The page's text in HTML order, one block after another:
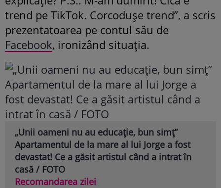
trend pe TikTok. Corcodușe trend”, a scris
prezentatoarea pe contul său de
Facebook, ironizând situația.
„Unii oameni nu au educație, bun simț”
Apartamentul de la mare al lui Jorge a fost
devastat! Ce a găsit artistul când a intrat în
casă / FOTO
Recomandarea zilei